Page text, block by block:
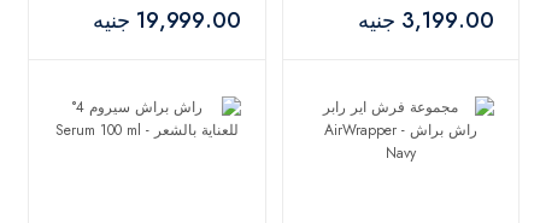
3,199.00 جنيه 19,999.00 جنيه